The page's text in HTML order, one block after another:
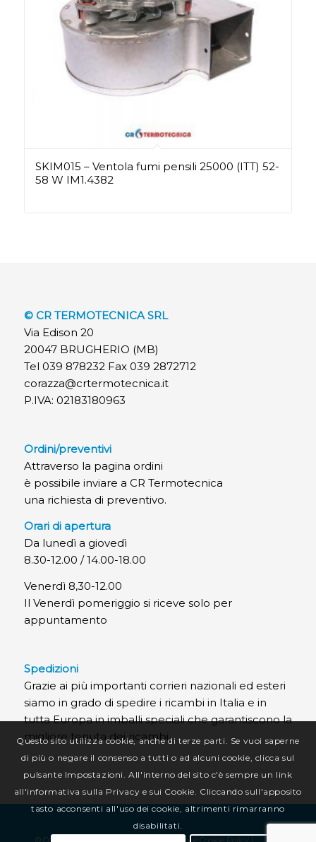
SKIM015 – Ventola fumi pensili 25000 (ITT) 52-
58 W IM1.4382
© CR TERMOTECNICA SRL
Via Edison 20
20047 BRUGHERIO (MB)
Tel 039 878232 Fax 039 2872712
corazza@crtermotecnica.it
P.IVA: 02183180963
Ordini/preventivi
Attraverso la pagina ordini
è possibile inviare a CR Termotecnica
una richiesta di preventivo.
Orari di apertura
Da lunedì a giovedì
8.30-12.00 / 14.00-18.00
Venerdì 8,30-12.00
Il Venerdì pomeriggio si riceve solo per
appuntamento
Spedizioni
Grazie ai più importanti corrieri nazionali ed esteri
siamo in grado di spedire i ricambi in Italia e in
tutta Europa in imballi speciali che garantiscono la
migliore tenuta dei ricambi.
Questo sito utilizza cookie, anche di terze parti. Se vuoi saperne
di più o negare il consenso a tutti o ad alcuni cookie, clicca sul
pulsante Impostazioni. All'interno del sito c'è sempre un link
all'informativa sulla Privacy e sui Cookie. Cliccando sull'apposito
tasto acconsenti all'uso dei cookie, altrimenti rimarranno
disabilitati.